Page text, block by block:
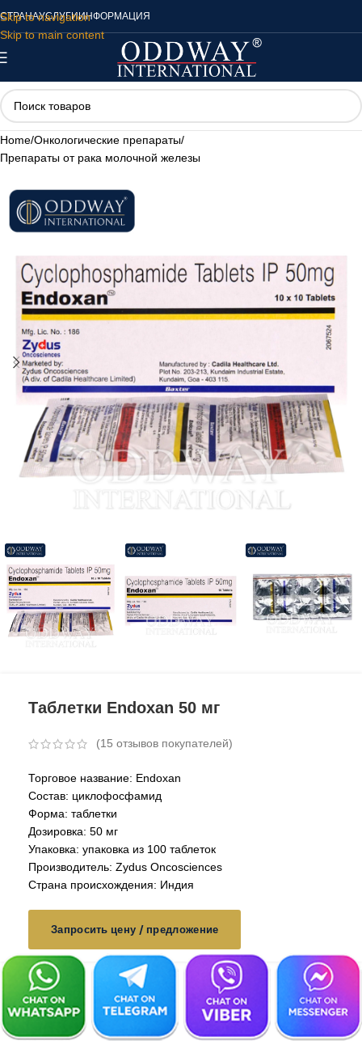
Skip to navigation
Skip to main content
СТРАНАУСЛУГИИНФОРМАЦИЯ
Home/Онкологические препараты/
Препараты от рака молочной железы
Таблетки Endoxan 50 мг
(15 отзывов покупателей)
Торговое название: Endoxan
Состав: циклофосфамид
Форма: таблетки
Дозировка: 50 мг
Упаковка: упаковка из 100 таблеток
Производитель: Zydus Oncosciences
Страна происхождения: Индия
Запросить цену / предложение